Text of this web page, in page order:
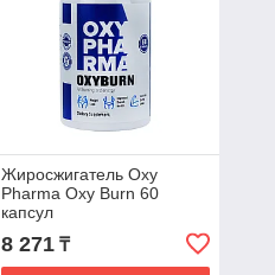
Жиросжигатель Oxy
Pharma Oxy Burn 60
капсул
8 271₸